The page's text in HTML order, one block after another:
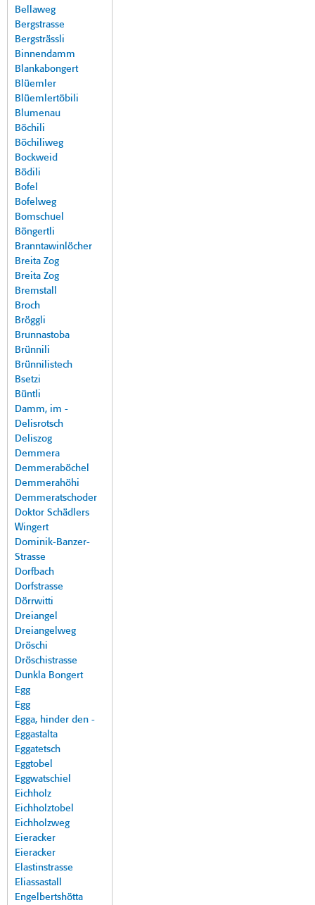
Bellaweg
Bergstrasse
Bergsträssli
Binnendamm
Blankabongert
Blüemler
Blüemlertöbili
Blumenau
Böchili
Böchiliweg
Bockweid
Bödili
Bofel
Bofelweg
Bomschuel
Böngertli
Branntawinlöcher
Breita Zog
Breita Zog
Bremstall
Broch
Bröggli
Brunnastoba
Brünnili
Brünnilistech
Bsetzi
Büntli
Damm, im -
Delisrotsch
Deliszog
Demmera
Demmeraböchel
Demmerahöhi
Demmeratschoder
Doktor Schädlers
Wingert
Dominik-Banzer-
Strasse
Dorfbach
Dorfstrasse
Dörrwitti
Dreiangel
Dreiangelweg
Dröschi
Dröschistrasse
Dunkla Bongert
Egg
Egg
Egga, hinder den -
Eggastalta
Eggatetsch
Eggtobel
Eggwatschiel
Eichholz
Eichholztobel
Eichholzweg
Eieracker
Eieracker
Elastinstrasse
Eliassastall
Engelbertshötta